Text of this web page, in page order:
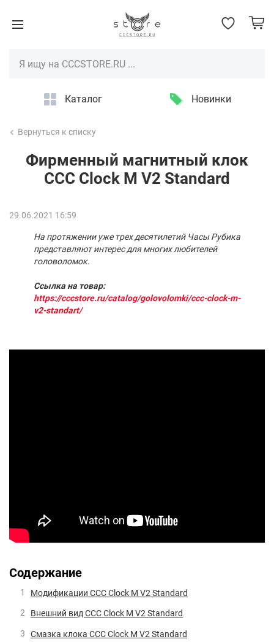
Каталог Новинки
Вернуться к списку
Фирменный магнитный клок
CCC Clock M V2 Standard
29.06.2021 16:59
На протяжении уже трех десятилетий Часы Рубика
представляют интерес для многих любителей
головоломок.
Ссылка на товар:
https://cccstore.ru/catalog/golovolomki/ccc-clock-m-
v2-standart/
Содержание
Модификации CCC Clock M V2 Standard
Внешний вид CCC Clock M V2 Standard
Смазка клока CCC Clock M V2 Standard